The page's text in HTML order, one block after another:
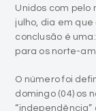
Unidos com pelo
julho, dia em
conclusão é
para os norte-
O número foi
domingo (04) os